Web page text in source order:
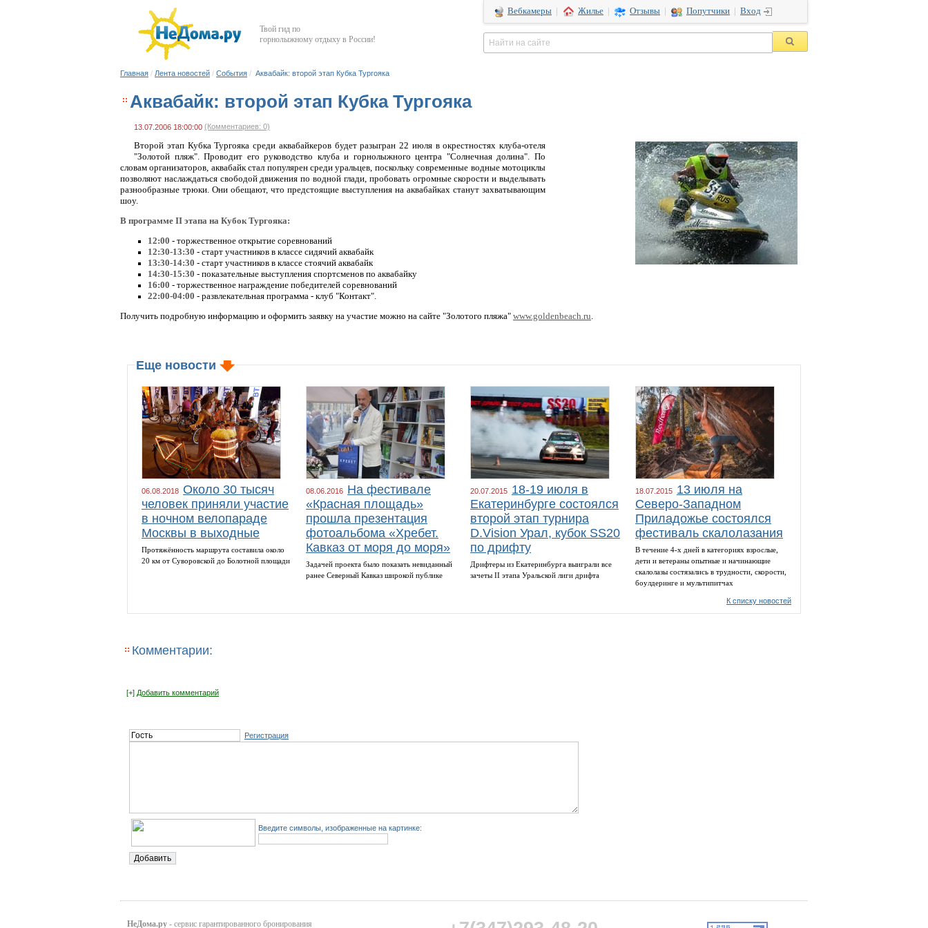
Твой гид по
горнолыжному отдыху в России!
Вебкамеры Жилье Отзывы Попутчики Вход
Главная / Лента новостей / События / Аквабайк: второй этап Кубка Тургояка
Аквабайк: второй этап Кубка Тургояка
13.07.2006 18:00:00 (Комментариев: 0)
Второй этап Кубка Тургояка среди аквабайкеров будет разыгран 22 июля в окрестностях клуба-отеля
"Золотой пляж". Проводит его руководство клуба и горнолыжного центра "Солнечная долина". По
словам организаторов, аквабайк стал популярен среди уральцев, поскольку современные водные мотоциклы
позволяют наслаждаться свободой движения по водной глади, пробовать огромные скорости и выделывать
разнообразные трюки. Они обещают, что предстоящие выступления на аквабайках станут захватывающим
шоу.
В программе II этапа на Кубок Тургояка:
12:00 - торжественное открытие соревнований
12:30-13:30 - старт участников в классе сидячий аквабайк
13:30-14:30 - старт участников в классе стоячий аквабайк
14:30-15:30 - показательные выступления спортсменов по аквабайку
16:00 - торжественное награждение победителей соревнований
22:00-04:00 - развлекательная программа - клуб "Контакт".
Получить подробную информацию и оформить заявку на участие можно на сайте "Золотого пляжа" www.goldenbeach.ru
Еще новости
06.08.2018 Около 30 тысяч
человек приняли участие
в ночном велопараде
Москвы в выходные
Протяжённость маршрута составила около
20 км от Суворовской до Болотной площади
08.06.2016 На фестивале
«Красная площадь»
прошла презентация
фотоальбома «Хребет.
Кавказ от моря до моря»
Задачей проекта было показать невиданный
ранее Северный Кавказ широкой публике
20.07.2015 18-19 июля в
Екатеринбурге состоялся
второй этап турнира
D.Vision Урал, кубок SS20
по дрифту
Дрифтеры из Екатеринбурга выиграли все
зачеты II этапа Уральской лиги дрифта
18.07.2015 13 июля на
Северо-Западном
Приладожье состоялся
фестиваль скалолазания
В течение 4-х дней в категориях взрослые,
дети и ветераны опытные и начинающие
скалолазы состязались в трудности, скорости,
боулдеринге и мультипитчах
К списку новостей
Комментарии:
[+] Добавить комментарий
Регистрация
Введите символы, изображенные на картинке:
НеДома.ру - сервис гарантированного бронирования